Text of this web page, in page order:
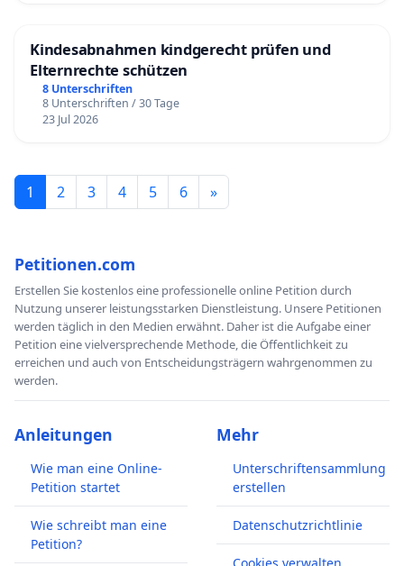
Kindesabnahmen kindgerecht prüfen und
Elternrechte schützen
8 Unterschriften
8 Unterschriften / 30 Tage
23 Jul 2026
1 2 3 4 5 6 »
Petitionen.com
Erstellen Sie kostenlos eine professionelle online Petition durch
Nutzung unserer leistungsstarken Dienstleistung. Unsere Petitionen
werden täglich in den Medien erwähnt. Daher ist die Aufgabe einer
Petition eine vielversprechende Methode, die Öffentlichkeit zu
erreichen und auch von Entscheidungsträgern wahrgenommen zu
werden.
Anleitungen
Wie man eine Online-
Petition startet
Wie schreibt man eine
Petition?
Mehr
Unterschriftensammlung
erstellen
Datenschutzrichtlinie